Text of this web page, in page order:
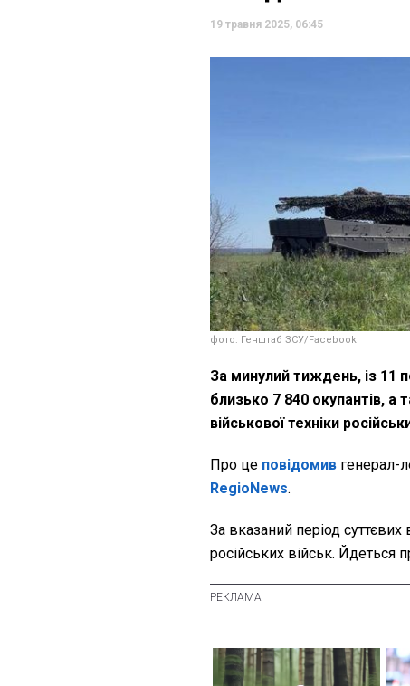
19 травня 2025, 06:45
фото: Генштаб ЗСУ/Facebook
За минулий тиждень, із 11
близько 7 840 окупантів,
військової техніки
Про це повідомив генерал-
RegioNews.
За вказаний період суттєвих
російських військ. Йдеться